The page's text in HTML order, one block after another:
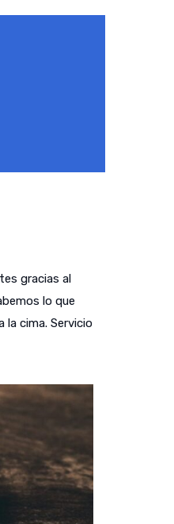
gracias al
lo que
cima. Servicio